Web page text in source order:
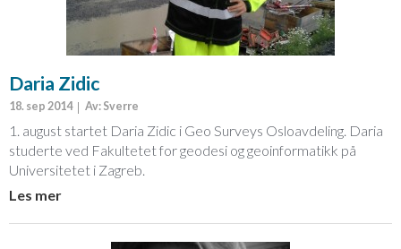
Daria Zidic
18. sep 2014 Av: Sverre
1. august startet Daria Zidic i Geo Surveys Osloavdeling. Daria
studerte ved Fakultetet for geodesi og geoinformatikk på
Universitetet i Zagreb.
Les mer